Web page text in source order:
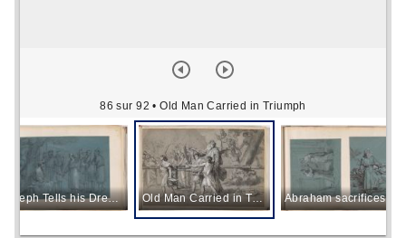
86 sur 92 • Old Man Carried in Triumph
Joseph Tells his Dream to his Father and Brothers Old Man Carried in Triumph